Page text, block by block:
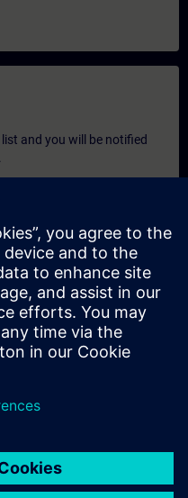
and you will be notified
for this training, for
then please click the
some personal details and
to you.